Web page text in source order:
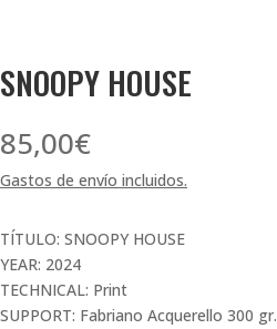
SNOOPY HOUSE
85,00€
Gastos de envío incluidos.
TÍTULO: SNOOPY HOUSE
YEAR: 2024
TECHNICAL: Print
SUPPORT: Fabriano Acquerello 300 gr.